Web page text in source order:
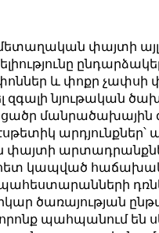
փայտի
ընդարձակել
և փոքր չափսի
զգալի նյութական
մանրածախային
արդյունքներ՝
փայտի
հետ կապված
պահեստարանների
ծառայության
պահպանում են